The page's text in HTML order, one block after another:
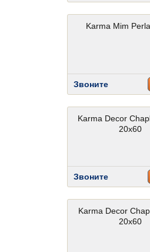
Karma Mim
Звоните
Karma Decor
20x60
Звоните
Karma Decor
20x60